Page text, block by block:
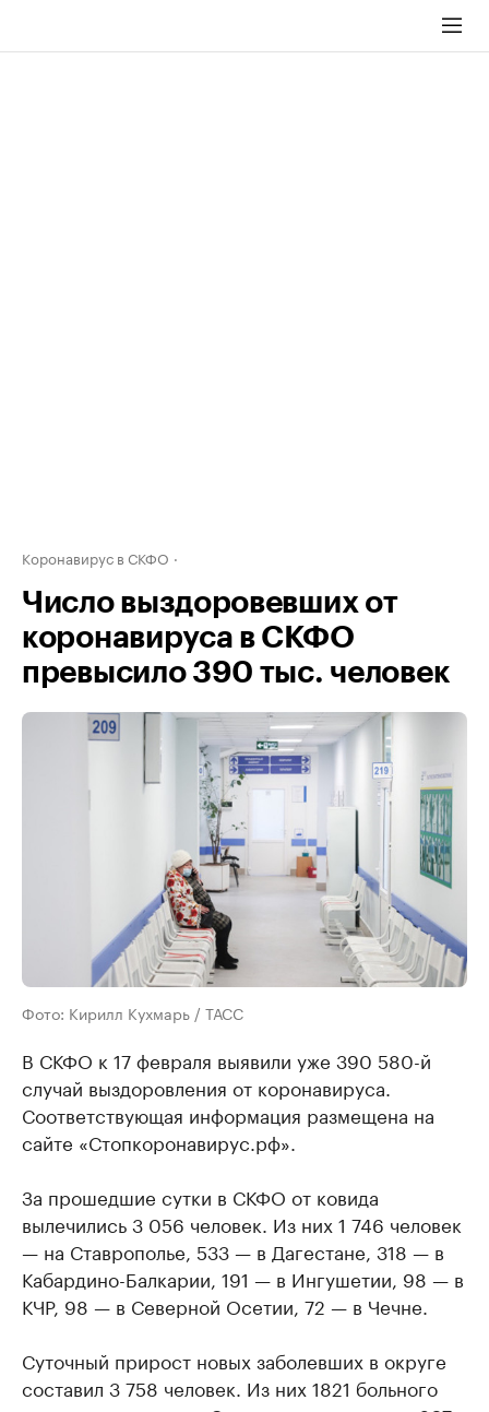
Коронавирус в СКФО
Число выздоровевших от
коронавируса в СКФО
превысило 390 тыс. человек
Фото: Кирилл Кухмарь / ТАСС
В СКФО к 17 февраля выявили уже 390 580-й
случай выздоровления от коронавируса.
Соответствующая информация размещена на
сайте «Стопкоронавирус.рф».
За прошедшие сутки в СКФО от ковида
вылечились 3 056 человек. Из них 1 746 человек
— на Ставрополье, 533 — в Дагестане, 318 — в
Кабардино-Балкарии, 191 — в Ингушетии, 98 — в
КЧР, 98 — в Северной Осетии, 72 — в Чечне.
Суточный прирост новых заболевших в округе
составил 3 758 человек. Из них 1821 больного